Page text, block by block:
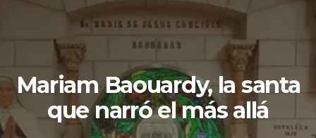
Mariam Baouardy, la santa
que narró el más allá